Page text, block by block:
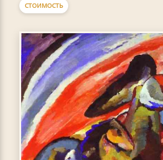
СТОИМОСТЬ